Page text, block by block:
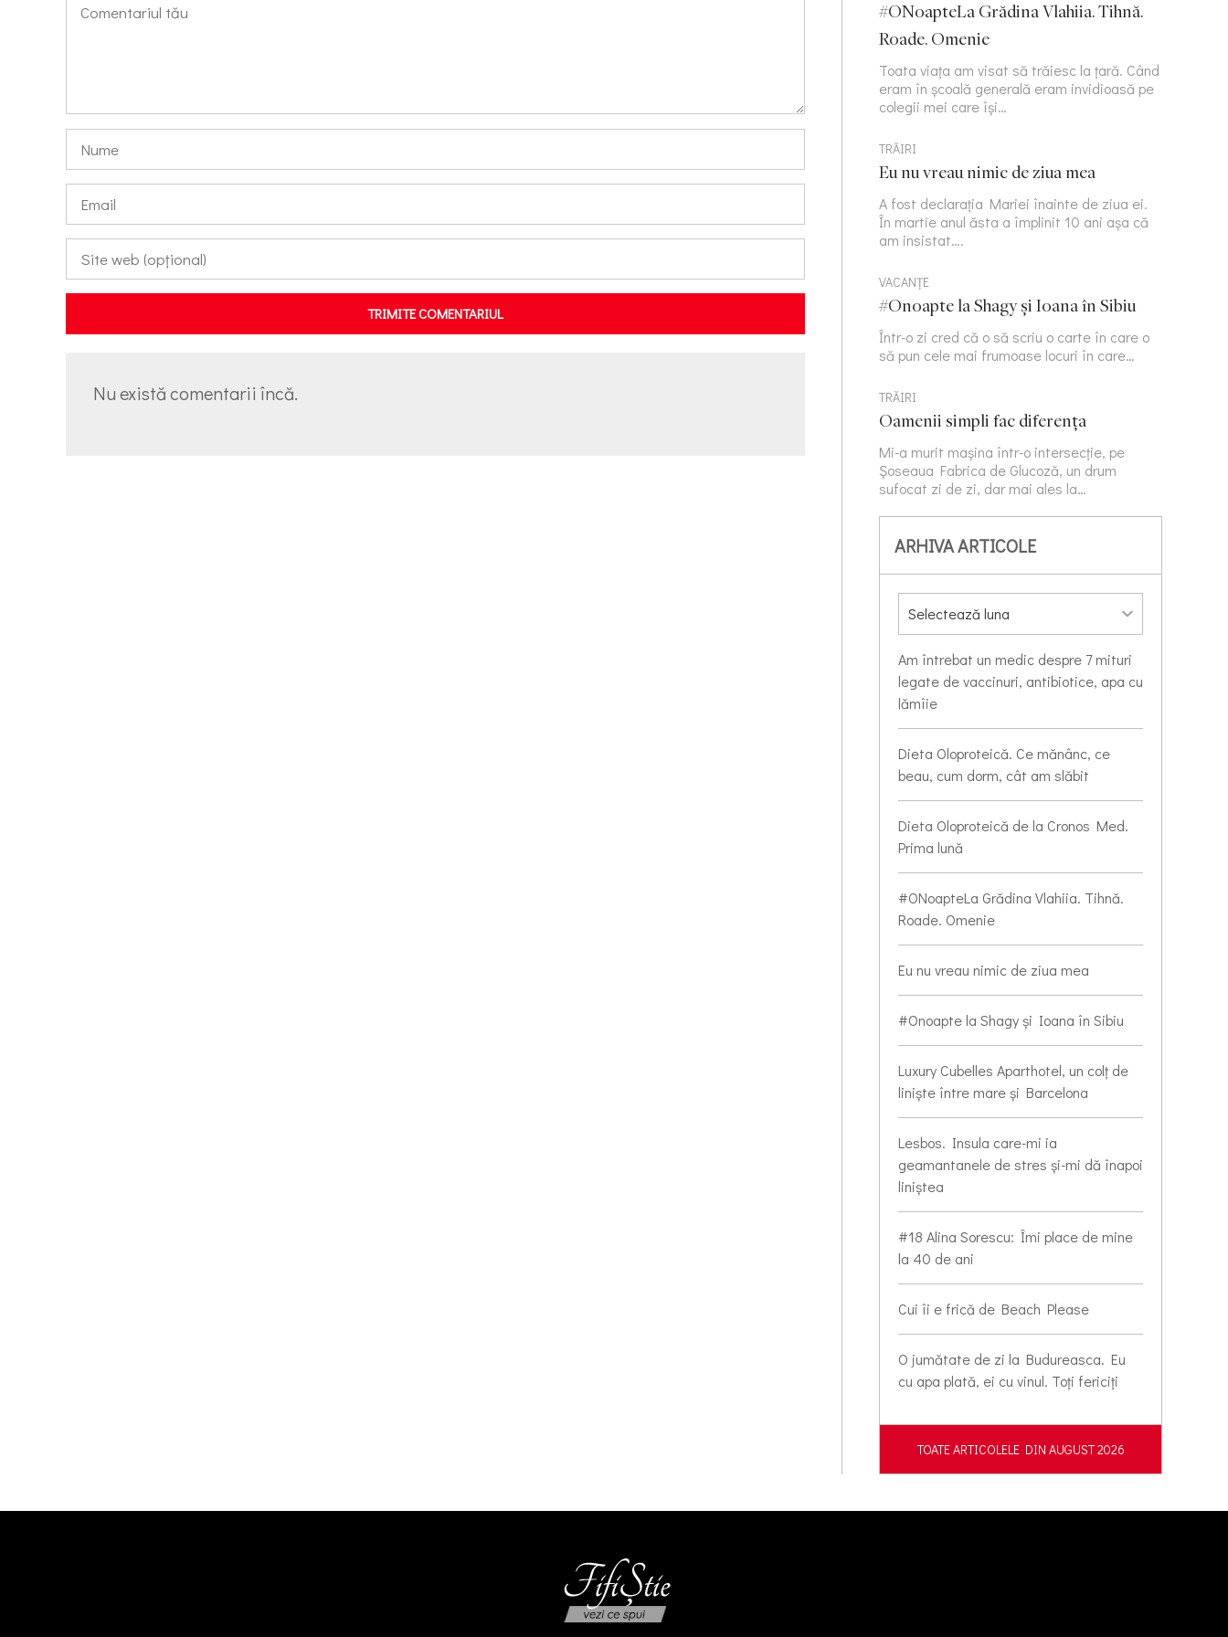
TRIMITE COMENTARIUL
Nu există comentarii încă.
#ONoapteLa Grădina Vlahiia. Tihnă.
Roade. Omenie
Toata viața am visat să trăiesc la țară. Când
eram în școală generală eram invidioasă pe
colegii mei care își…
TRĂIRI
Eu nu vreau nimic de ziua mea
A fost declarația Mariei înainte de ziua ei.
În martie anul ăsta a împlinit 10 ani așa că
am insistat….
VACANȚE
#Onoapte la Shagy și Ioana în Sibiu
Într-o zi cred că o să scriu o carte în care o
să pun cele mai frumoase locuri în care…
TRĂIRI
Oamenii simpli fac diferența
Mi-a murit mașina într-o intersecție, pe
Șoseaua Fabrica de Glucoză, un drum
sufocat zi de zi, dar mai ales la…
ARHIVA ARTICOLE
Am întrebat un medic despre 7 mituri
legate de vaccinuri, antibiotice, apa cu
lămîie
Dieta Oloproteică. Ce mănânc, ce
beau, cum dorm, cât am slăbit
Dieta Oloproteică de la Cronos Med.
Prima lună
#ONoapteLa Grădina Vlahiia. Tihnă.
Roade. Omenie
Eu nu vreau nimic de ziua mea
#Onoapte la Shagy și Ioana în Sibiu
Luxury Cubelles Aparthotel, un colț de
liniște între mare și Barcelona
Lesbos. Insula care-mi ia
geamantanele de stres și-mi dă înapoi
liniștea
#18 Alina Sorescu: Îmi place de mine
la 40 de ani
Cui îi e frică de Beach Please
O jumătate de zi la Budureasca. Eu
cu apa plată, ei cu vinul. Toți fericiți
TOATE ARTICOLELE DIN AUGUST 2026